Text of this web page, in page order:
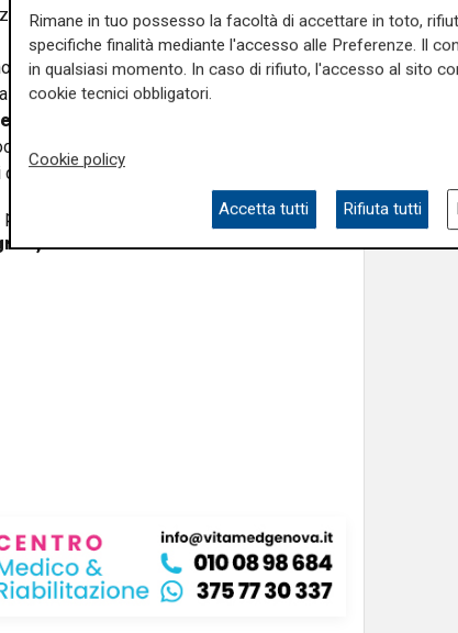
politica, istituzionale e anche legale", ha
sono ilGoverno.
possono intimidire le imprese. Bisogna
balneari
Capo della Repubbluica Cozzi di
che non lo riguardano".
principali notizie sulla Liguria seguiteci sul
,suYoutubee suFacebook.
Rimane in tuo possesso la facoltà di accettare in toto,
specifiche finalità mediante l'accesso alle Preferenze. Il
in qualsiasi momento. In caso di rifiuto, l'accesso al sito
cookie tecnici obbligatori.
Cookie policy
Accetta tutti Rifiuta tutti